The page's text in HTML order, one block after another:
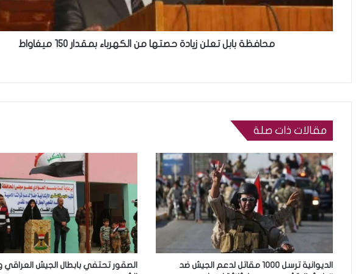
محافظة بابل تعلن زيادة حصتها من الكهرباء بمقدار 150 ميغاواط
مقالات ذات صلة
الديوانية ترسل 1000 مقاتل لدعم الجيش ضد
الصقور تحتفي بابطال الجيش العراقي